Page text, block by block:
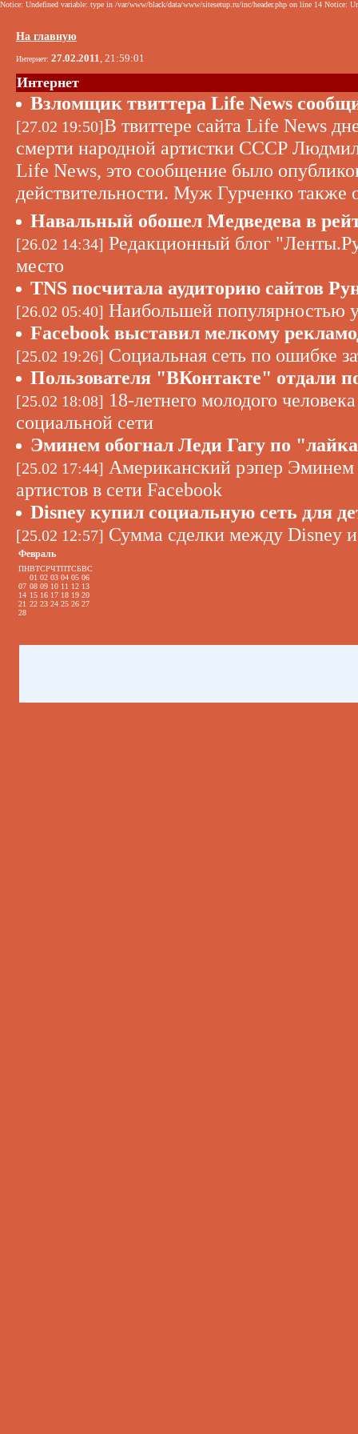
Notice: Undefined variable: type in /var/www/black/data/www/sitesetup.ru/inc/header.php on line 14 Notice:
На главную
Интернет: 27.02.2011, 21:59:01
Интернет
Взломщик твиттера Life News
[27.02 19:50]В твиттере сайта Life News
смерти народной артистки СССР
Life News, это сообщение было
действительности. Муж Гурченко
Навальный обошел Медведева в
[26.02 14:34] Редакционный блог
место
TNS посчитала аудиторию сайтов
[26.02 05:40] Наибольшей популярностью
Facebook выставил мелкому
[25.02 19:26] Социальная сеть по ошибке
Пользователя "ВКонтакте" отдали
[25.02 18:08] 18-летнего молодого
социальной сети
Эминем обогнал Леди Гагу по
[25.02 17:44] Американский рэпер
артистов в сети Facebook
Disney купил социальную сеть для
[25.02 12:57] Сумма сделки между Disney
Февраль
ПНВТСРЧТПТСБВС
01 02 03 04 05 06
07 08 09 10 11 12 13
14 15 16 17 18 19 20
21 22 23 24 25 26 27
28